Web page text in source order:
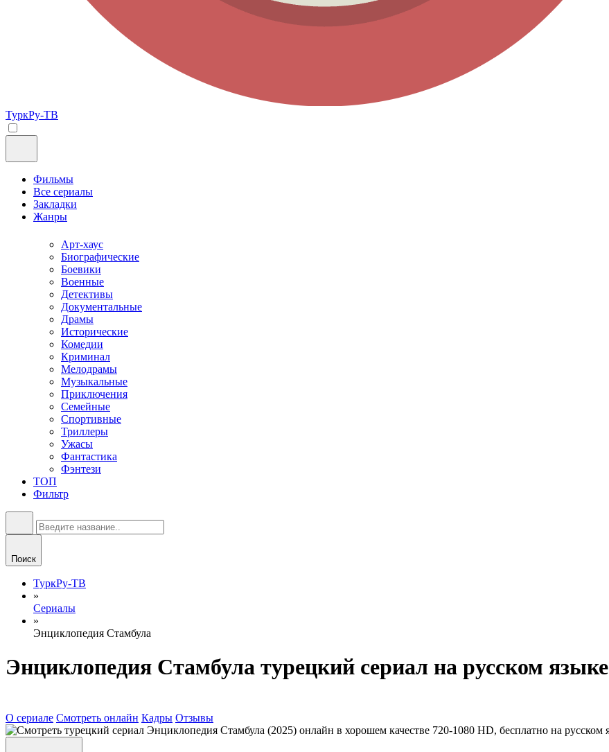
ТуркРу-ТВ
Фильмы
Все сериалы
Закладки
Жанры
Арт-хаус
Биографические
Боевики
Военные
Детективы
Документальные
Драмы
Исторические
Комедии
Криминал
Мелодрамы
Музыкальные
Приключения
Семейные
Спортивные
Триллеры
Ужасы
Фантастика
Фэнтези
ТОП
Фильтр
Поиск
ТуркРу-ТВ
»
Сериалы
»
Энциклопедия Стамбула
Энциклопедия Стамбула турецкий сериал на русском языке
О сериале Смотреть онлайн Кадры Отзывы